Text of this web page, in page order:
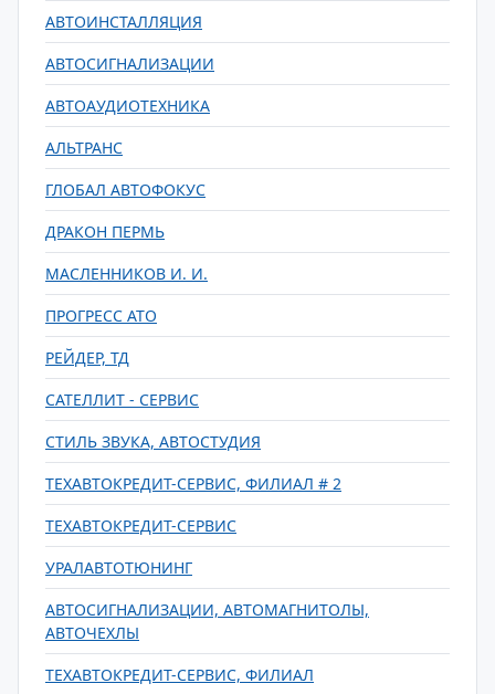
АВТОИНСТАЛЛЯЦИЯ
АВТОСИГНАЛИЗАЦИИ
АВТОАУДИОТЕХНИКА
АЛЬТРАНС
ГЛОБАЛ АВТОФОКУС
ДРАКОН ПЕРМЬ
МАСЛЕННИКОВ И. И.
ПРОГРЕСС АТО
РЕЙДЕР, ТД
САТЕЛЛИТ - СЕРВИС
СТИЛЬ ЗВУКА, АВТОСТУДИЯ
ТЕХАВТОКРЕДИТ-СЕРВИС, ФИЛИАЛ # 2
ТЕХАВТОКРЕДИТ-СЕРВИС
УРАЛАВТОТЮНИНГ
АВТОСИГНАЛИЗАЦИИ, АВТОМАГНИТОЛЫ,
АВТОЧЕХЛЫ
ТЕХАВТОКРЕДИТ-СЕРВИС, ФИЛИАЛ